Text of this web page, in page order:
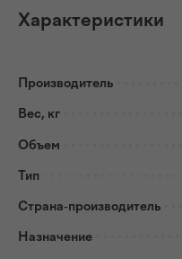
Характеристики
Производитель
Вес, кг
Объем
Тип
Страна-производитель
Назначение